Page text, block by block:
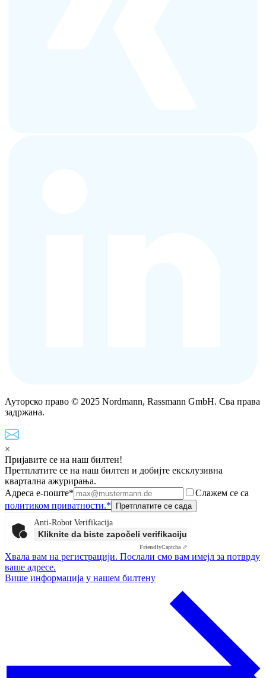
Ауторско право © 2025 Nordmann, Rassmann GmbH. Сва права
задржана.
×
Пријавите се на наш билтен!
Претплатите се на наш билтен и добијте ексклузивна
квартална ажурирања.
Адреса е-поште*
Слажем се са
политиком приватности.*
Anti-Robot Verifikacija
Kliknite da biste započeli verifikaciju
FriendlyCaptcha ⇗
Хвала вам на регистрацији. Послали смо вам имејл за потврду
ваше адресе.
Више информација у нашем билтену